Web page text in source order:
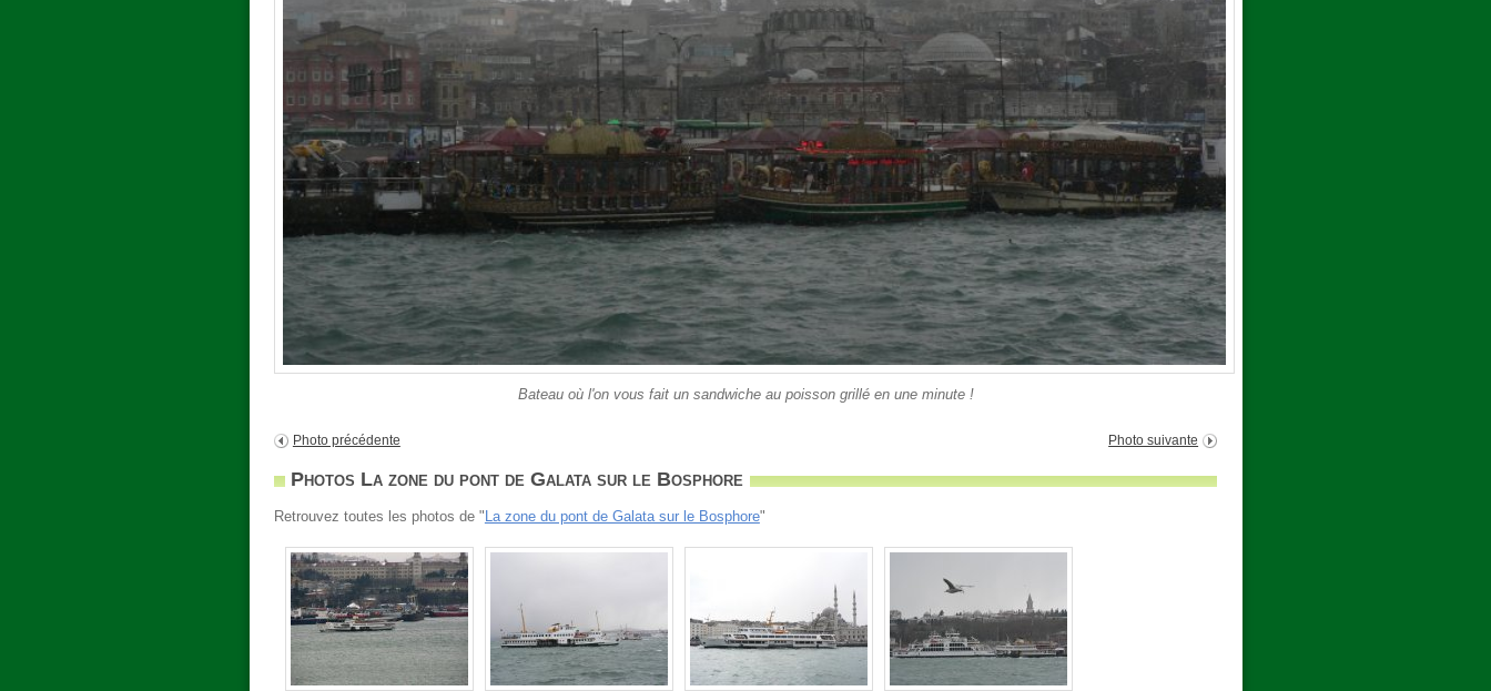
Bateau où l'on vous fait un sandwiche au poisson grillé en une minute !
Photo précédente Photo suivante
Photos La zone du pont de Galata sur le Bosphore
Retrouvez toutes les photos de "La zone du pont de Galata sur le Bosphore"